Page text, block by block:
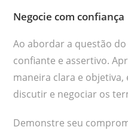
Negocie com confiança
Ao abordar a questão
confiante e assertivo.
maneira clara e
discutir e negociar os
Demonstre seu